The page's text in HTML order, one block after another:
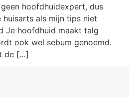
hoofdhuidexpert, dus
als mijn tips niet
Je hoofdhuid maakt talg
ook wel sebum genoemd.
de […]